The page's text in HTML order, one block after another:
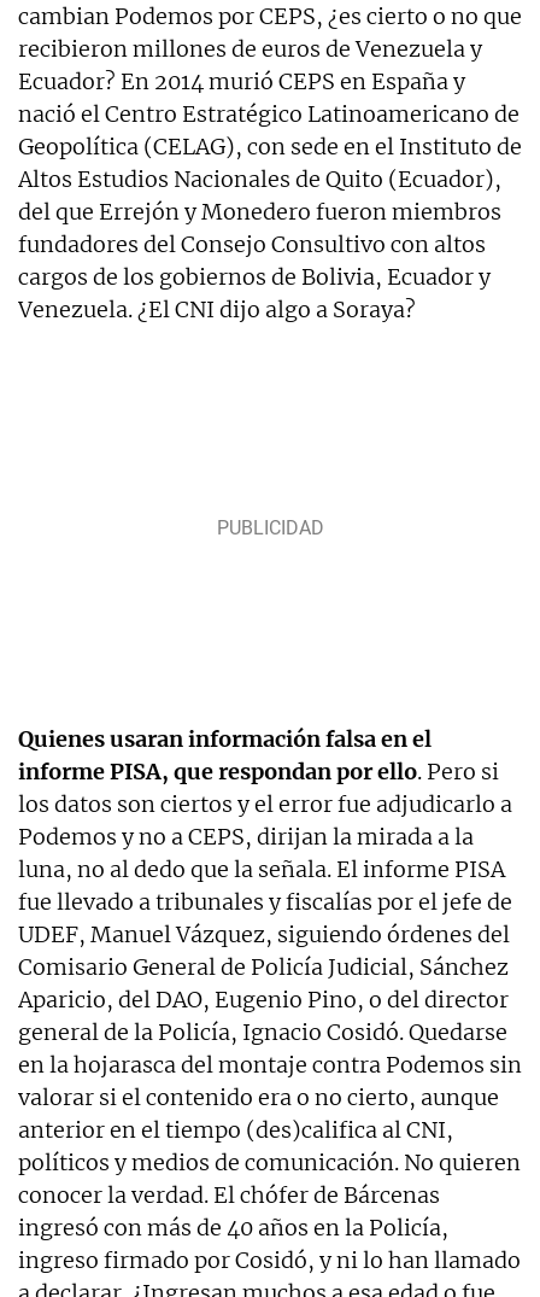
cambian Podemos por CEPS, ¿es cierto o no que
recibieron millones de euros de Venezuela y
Ecuador? En 2014 murió CEPS en España y
nació el Centro Estratégico Latinoamericano de
Geopolítica (CELAG), con sede en el Instituto de
Altos Estudios Nacionales de Quito (Ecuador),
del que Errejón y Monedero fueron miembros
fundadores del Consejo Consultivo con altos
cargos de los gobiernos de Bolivia, Ecuador y
Venezuela. ¿El CNI dijo algo a Soraya?
Quienes usaran información falsa en el
informe PISA, que respondan por ello. Pero si
los datos son ciertos y el error fue adjudicarlo a
Podemos y no a CEPS, dirijan la mirada a la
luna, no al dedo que la señala. El informe PISA
fue llevado a tribunales y fiscalías por el jefe de
UDEF, Manuel Vázquez, siguiendo órdenes del
Comisario General de Policía Judicial, Sánchez
Aparicio, del DAO, Eugenio Pino, o del director
general de la Policía, Ignacio Cosidó. Quedarse
en la hojarasca del montaje contra Podemos sin
valorar si el contenido era o no cierto, aunque
anterior en el tiempo (des)califica al CNI,
políticos y medios de comunicación. No quieren
conocer la verdad. El chófer de Bárcenas
ingresó con más de 40 años en la Policía,
ingreso firmado por Cosidó, y ni lo han llamado